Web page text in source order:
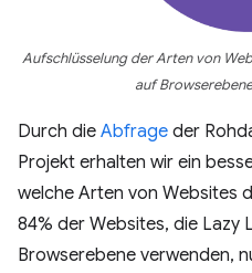
Aufschlüsselung der Arten von
auf
Durch die Abfrage der
Projekt erhalten wir ein
welche Arten von Websites
84% der Websites, die Lazy
Browserebene verwenden,